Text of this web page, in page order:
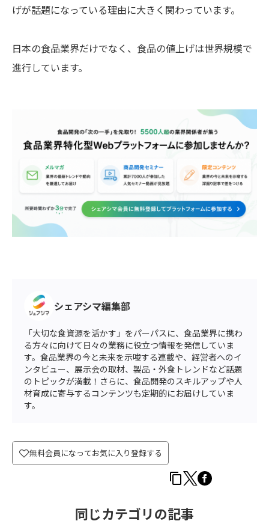
げが話題になっている理由に大きく関わっています。
日本の食品業界だけでなく、食品の値上げは世界規模で
進行しています。
シェアシマ編集部
「大切な食資源を活かす」をパーパスに、食品業界に携わ
る方々に向けて日々の業務に役立つ情報を発信していま
す。食品業界の今と未来を示唆する連載や、経営者へのイ
ンタビュー、展示会の取材、製品・外食トレンドなど話題
のトピックが満載！さらに、食品開発のスキルアップや人
材育成に寄与するコンテンツも定期的にお届けしていま
す。
無料会員になってお気に入り登録する
同じカテゴリの記事